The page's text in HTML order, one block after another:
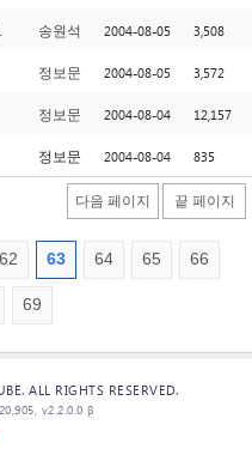
송원석 2004-08-05 3,508
정보문 2004-08-05 3,572
정보문 2004-08-04 12,157
정보문 2004-08-04 835
다음 페이지 끝 페이지
62 63 64 65 66
69
ALL RIGHTS RESERVED.
v2.2.0.0 β